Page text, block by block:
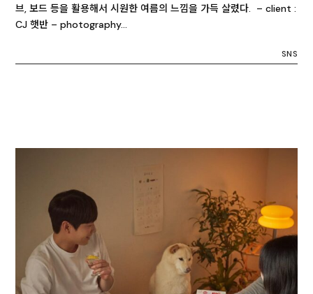
브, 보드 등을 활용해서 시원한 여름의 느낌을 가득 살렸다. – client :
CJ 햇반 – photography…
SNS